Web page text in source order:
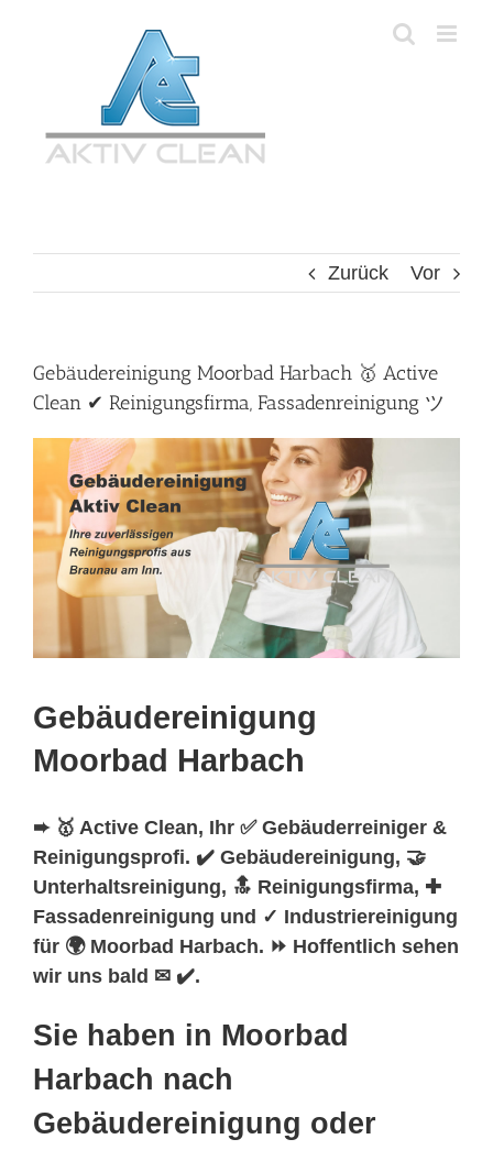
Zurück Vor
Gebäudereinigung Moorbad Harbach 🥇 Active
Clean ✔ Reinigungsfirma, Fassadenreinigung ツ
Gebäudereinigung
Moorbad Harbach
➨ 🥇 Active Clean, Ihr ✅ Gebäuderreiniger &
Reinigungsprofi. ✔️ Gebäudereinigung, 🤝
Unterhaltsreinigung, 🔝 Reinigungsfirma, ✚
Fassadenreinigung und ✓ Industriereinigung
für 🌍 Moorbad Harbach. ⏩ Hoffentlich sehen
wir uns bald ✉ ✔️.
Sie haben in Moorbad
Harbach nach
Gebäudereinigung oder